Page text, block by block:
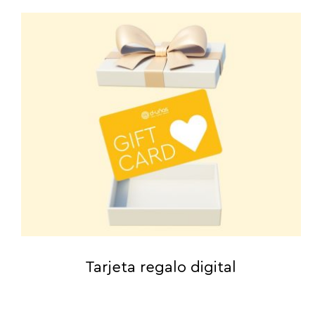
Tarjeta regalo digital